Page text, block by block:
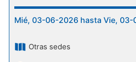
Mié, 03-06-2026 hasta Vie,
Otras sedes